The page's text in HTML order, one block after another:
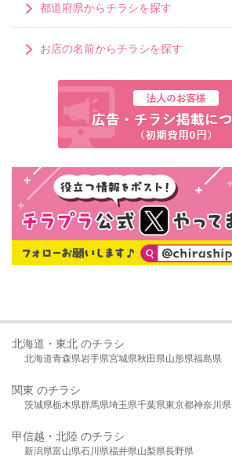
都道府県からチラシを探す
お店の名前からチラシを探す
北海道・東北 のチラシ
北海道青森県岩手県宮城県秋田県山形県福島県
関東 のチラシ
茨城県栃木県群馬県埼玉県千葉県東京都神奈川県
甲信越・北陸 のチラシ
新潟県富山県石川県福井県山梨県長野県